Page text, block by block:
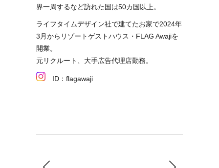
界一周するなど訪れた国は50カ国以上。
ライフタイムデザイン社で建てたお家で2024年
3月からリゾートゲストハウス・FLAG Awajiを
開業。
元リクルート、大手広告代理店勤務。
ID：flagawaji